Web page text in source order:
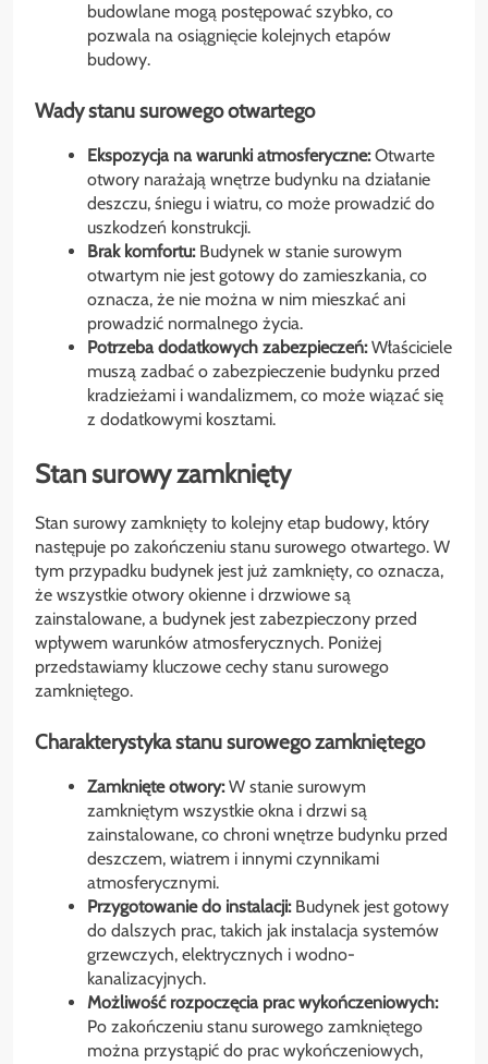
budowlane mogą postępować szybko, co
pozwala na osiągnięcie kolejnych etapów
budowy.
Wady stanu surowego otwartego
Ekspozycja na warunki atmosferyczne:Otwarte
otwory narażają wnętrze budynku na działanie
deszczu, śniegu i wiatru, co może prowadzić do
uszkodzeń konstrukcji.
Brak komfortu:Budynek w stanie surowym
otwartym nie jest gotowy do zamieszkania, co
oznacza, że nie można w nim mieszkać ani
prowadzić normalnego życia.
Potrzeba dodatkowych zabezpieczeń:Właściciele
muszą zadbać o zabezpieczenie budynku przed
kradzieżami i wandalizmem, co może wiązać się
z dodatkowymi kosztami.
Stan surowy zamknięty
Stan surowy zamknięty to kolejny etap budowy, który
następuje po zakończeniu stanu surowego otwartego. W
tym przypadku budynek jest już zamknięty, co oznacza,
że wszystkie otwory okienne i drzwiowe są
zainstalowane, a budynek jest zabezpieczony przed
wpływem warunków atmosferycznych. Poniżej
przedstawiamy kluczowe cechy stanu surowego
zamkniętego.
Charakterystyka stanu surowego zamkniętego
Zamknięte otwory:W stanie surowym
zamkniętym wszystkie okna i drzwi są
zainstalowane, co chroni wnętrze budynku przed
deszczem, wiatrem i innymi czynnikami
atmosferycznymi.
Przygotowanie do instalacji:Budynek jest gotowy
do dalszych prac, takich jak instalacja systemów
grzewczych, elektrycznych i wodno-
kanalizacyjnych.
Możliwość rozpoczęcia prac wykończeniowych:
Po zakończeniu stanu surowego zamkniętego
można przystąpić do prac wykończeniowych,